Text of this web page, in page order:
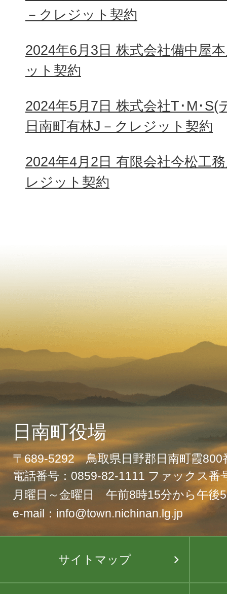
－クレジット契約
2024年6月3日 株式会社備中屋
ット契約
2024年5月7日 株式会社T･M･S(
日南町有林J－クレジット契約
2024年4月2日 有限会社今松工
レジット契約
日南町役場
〒689-5292 鳥取県日野郡日南町霞800
電話番号：0859-82-1111 ファックス番
月曜日～金曜日 午前8時15分から午後
e-mail：info@town.nichinan.lg.jp
サイトマップ